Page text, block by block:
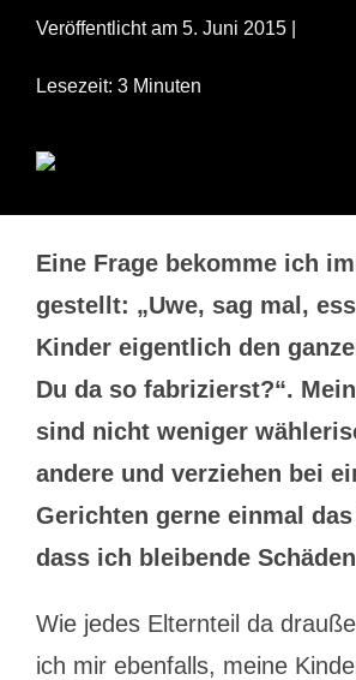
Veröffentlicht am 5. Juni 2015 |
Lesezeit: 3 Minuten
Eine Frage bekomme ich
gestellt: „Uwe, sag mal,
Kinder eigentlich den
Du da so fabrizierst?“.
sind nicht weniger
andere und verziehen bei
Gerichten gerne einmal
dass ich bleibende
Wie jedes Elternteil da
ich mir ebenfalls, meine